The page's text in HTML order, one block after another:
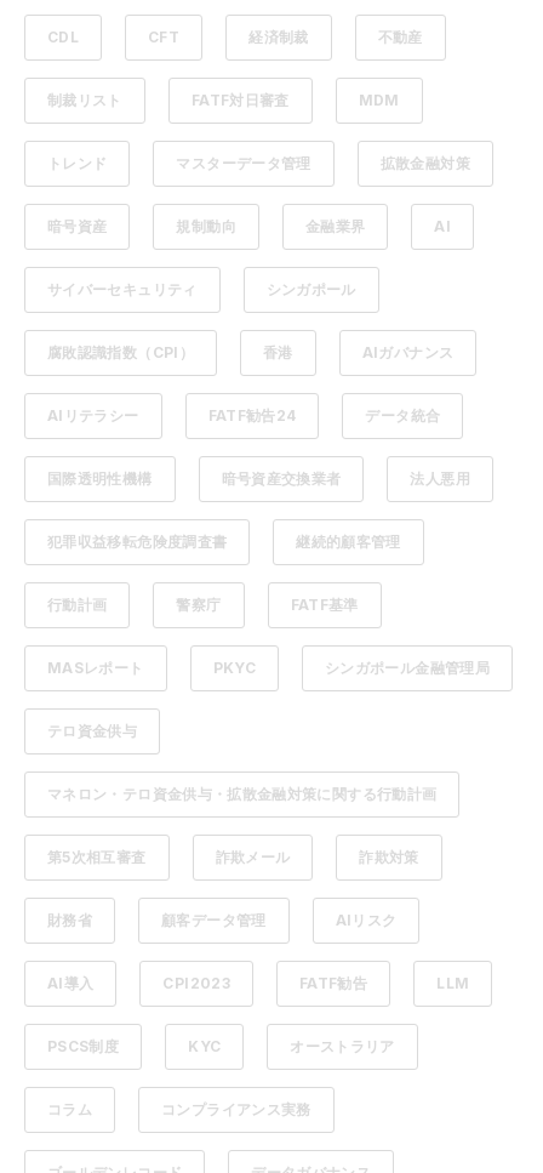
CDL CFT 経済制裁 不動産
制裁リスト FATF対日審査 MDM
トレンド マスターデータ管理 拡散金融対策
暗号資産 規制動向 金融業界 AI
サイバーセキュリティ シンガポール
腐敗認識指数（CPI） 香港 AIガバナンス
AIリテラシー FATF勧告24 データ統合
国際透明性機構 暗号資産交換業者 法人悪用
犯罪収益移転危険度調査書 継続的顧客管理
行動計画 警察庁 FATF基準
MASレポート PKYC シンガポール金融管理局
テロ資金供与
マネロン・テロ資金供与・拡散金融対策に関する行動計画
第5次相互審査 詐欺メール 詐欺対策
財務省 顧客データ管理 AIリスク
AI導入 CPI2023 FATF勧告 LLM
PSCS制度 KYC オーストラリア
コラム コンプライアンス実務